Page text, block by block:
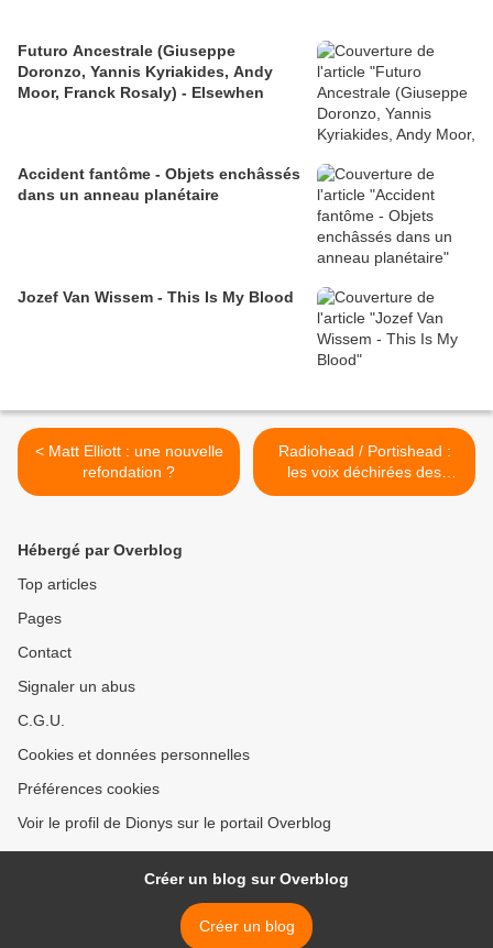
Futuro Ancestrale (Giuseppe
Doronzo, Yannis Kyriakides, Andy
Moor, Franck Rosaly) - Elsewhen
Accident fantôme - Objets enchâssés
dans un anneau planétaire
Jozef Van Wissem - This Is My Blood
< Matt Elliott : une nouvelle
refondation ?
Radiohead / Portishead :
les voix déchirées des
anges nus. >
Hébergé par Overblog
Top articles
Pages
Contact
Signaler un abus
C.G.U.
Cookies et données personnelles
Préférences cookies
Voir le profil de Dionys sur le portail Overblog
Créer un blog sur Overblog
Créer un blog